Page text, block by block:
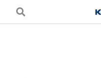
Μετάβαση